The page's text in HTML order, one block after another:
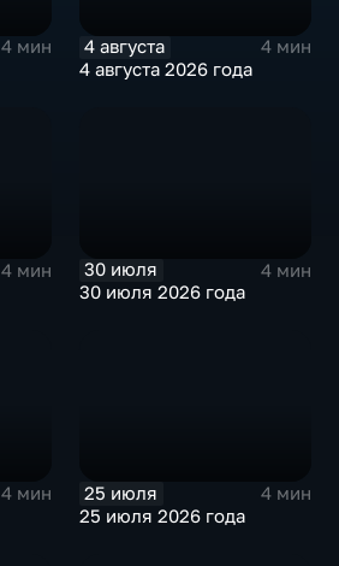
4 мин
4 августа
4 мин
4 августа 2026 года
4 мин
30 июля
4 мин
30 июля 2026 года
4 мин
25 июля
4 мин
25 июля 2026 года